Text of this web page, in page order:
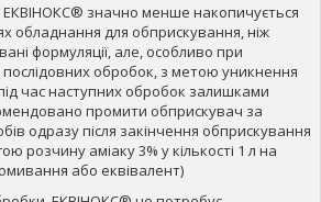
значно менше накопичується
обладнання для обприскування, ніж
формуляції, але, особливо при
послідовних обробок, з метою уникнення
час наступних обробок залишками
промити обприскувач за
одразу після закінчення обприскування
розчину аміаку 3% у кількості 1 л на
або еквівалент)